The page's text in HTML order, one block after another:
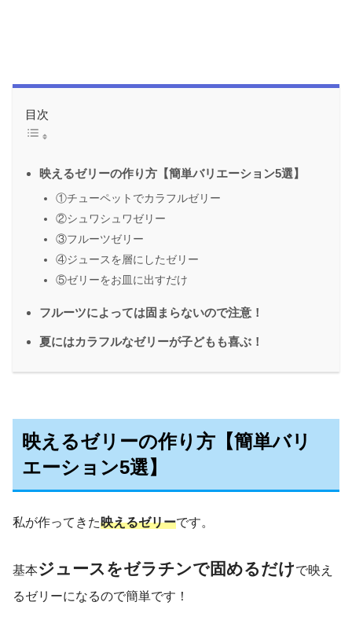
目次
映えるゼリーの作り方【簡単バリエーション5選】
①チューペットでカラフルゼリー
②シュワシュワゼリー
③フルーツゼリー
④ジュースを層にしたゼリー
⑤ゼリーをお皿に出すだけ
フルーツによっては固まらないので注意！
夏にはカラフルなゼリーが子どもも喜ぶ！
映えるゼリーの作り方【簡単バリ
エーション5選】
私が作ってきた映えるゼリーです。
基本ジュースをゼラチンで固めるだけで映え
るゼリーになるので簡単です！